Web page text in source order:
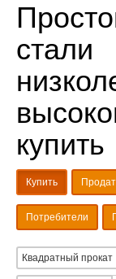
стали
купить
Купить
Потребители
Квадратный прокат